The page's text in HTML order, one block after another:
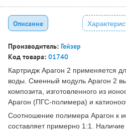
Описание
Производитель: Гейзер
Код товара: 01740
Картридж Арагон 2 применяется
воды. Сменный модуль Арагон 2
композита, изготовленного из
Арагон (ПГС-полимера) и
Соотношение полимера Арагон к
составляет примерно 1:1.